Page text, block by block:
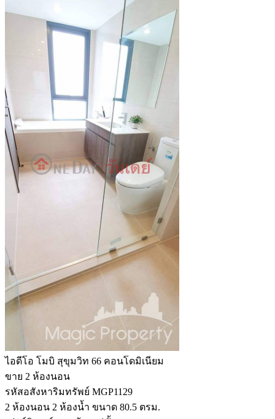
ไอดีโอ โมบิ สุขุมวิท 66 คอนโดมิเนียม
ขาย 2 ห้องนอน
รหัสอสังหาริมทรัพย์ MGP1129
2 ห้องนอน 2 ห้องน้ำ ขนาด 80.5 ตรม.